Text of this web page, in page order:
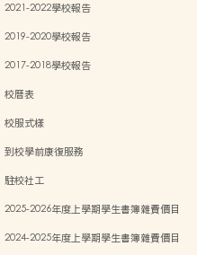
2021-2022學校報告
2019-2020學校報告
2017-2018學校報告
校曆表
校服式樣
到校學前康復服務
駐校社工
2025-2026年度上學期學生書簿雜費價目
2024-2025年度上學期學生書簿雜費價目